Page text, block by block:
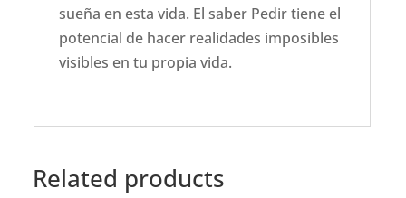
sueña en esta vida. El saber Pedir tiene el
potencial de hacer realidades imposibles
visibles en tu propia vida.
Related products